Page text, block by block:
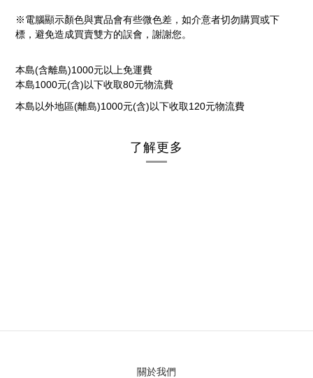
※電腦顯示顏色與實品會有些微色差，如介意者切勿購買或下
標，避免造成買賣雙方的誤會，謝謝您。
本島(含離島)1000元以上免運費
本島1000元(含)以下收取80元物流費
本島以外地區(離島)1000元(含)以下收取 120元物流費
了解更多
關於我們